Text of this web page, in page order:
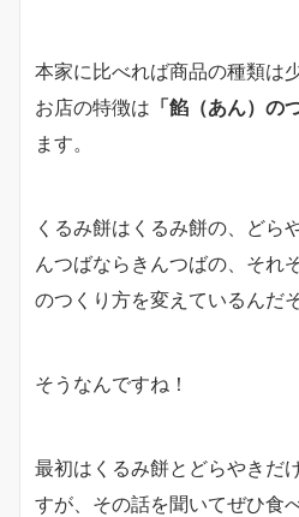
本家に比べれば商品の種類は
お店の特徴は 「餡（あん）の
ます。
くるみ餅はくるみ餅の、どら
んつばならきんつばの、それ
のつくり方を変えているんだ
そうなんですね！
最初はくるみ餅とどらやきだ
すが、その話を聞いてぜひ食